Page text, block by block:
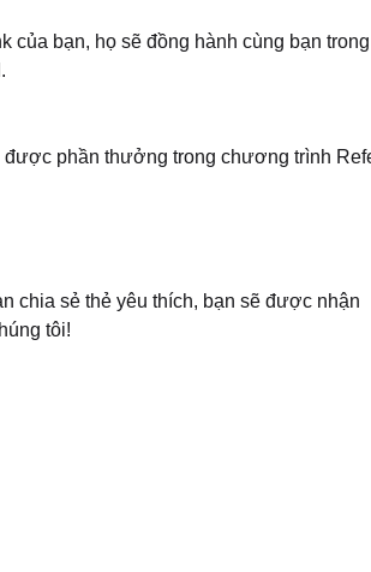
của bạn, họ sẽ đồng hành cùng bạn trong
phần thưởng trong chương trình
chia sẻ thẻ yêu thích, bạn sẽ được nhận
tôi!